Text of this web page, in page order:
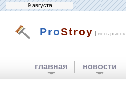
9 августа
ProStroy | весь рынок
главная новости